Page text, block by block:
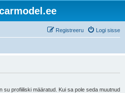
Logi sisse
Registreeru
su profiiliski määratud. Kui sa pole seda muutnud